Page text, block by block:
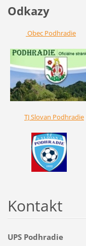
Odkazy
Obec Podhradie
TJ Slovan Podhradie
Kontakt
UPS Podhradie